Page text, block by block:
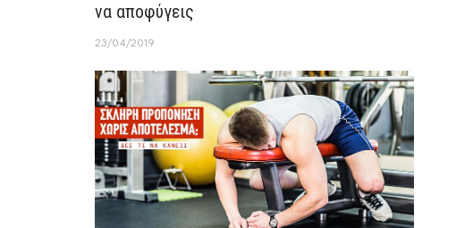
να αποφύγεις
23/04/2019